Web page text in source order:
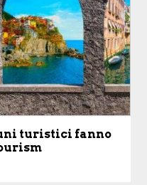
turistici fanno